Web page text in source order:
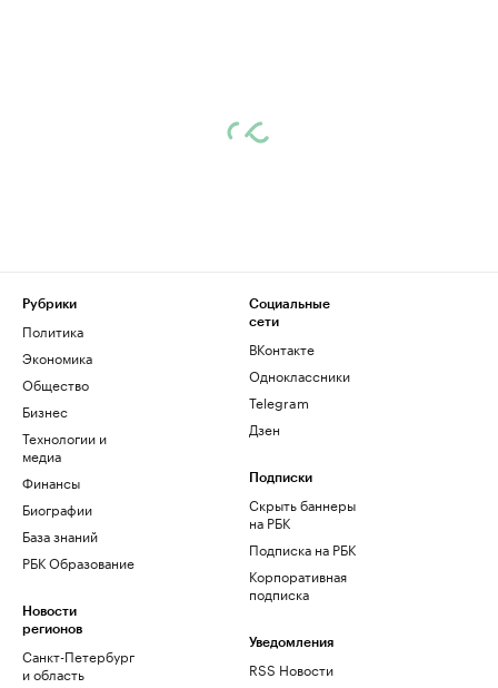
Рубрики
Политика
Экономика
Общество
Бизнес
Технологии и
медиа
Финансы
Биографии
База знаний
РБК Образование
Новости
регионов
Санкт-Петербург
и область
Социальные
сети
ВКонтакте
Одноклассники
Telegram
Дзен
Подписки
Скрыть баннеры
на РБК
Подписка на РБК
Корпоративная
подписка
Уведомления
RSS Новости